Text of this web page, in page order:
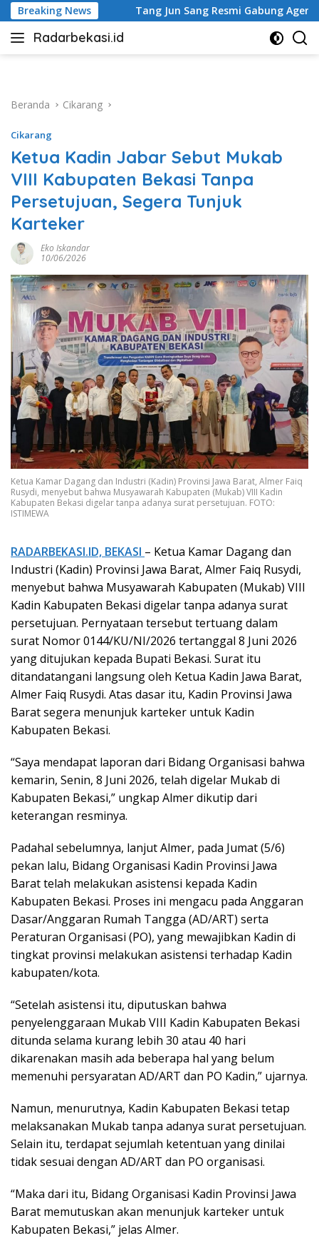
Langsung
ke
konten
Breaking News
Jun Sang Resmi Gabung Agensi Billions, Siap Sambut
Radarbekasi.id
Berita
Beranda
Cikarang
Cikarang
Ketua Kadin Jabar Sebut Mukab
VIII Kabupaten Bekasi Tanpa
Persetujuan, Segera Tunjuk
Karteker
Eko Iskandar
10/06/2026
Ketua Kamar Dagang dan Industri (Kadin) Provinsi Jawa Barat, Almer Faiq
Rusydi, menyebut bahwa Musyawarah Kabupaten (Mukab) VIII Kadin
Kabupaten Bekasi digelar tanpa adanya surat persetujuan. FOTO:
ISTIMEWA
RADARBEKASI.ID, BEKASI – Ketua Kamar Dagang dan
Industri (Kadin) Provinsi Jawa Barat, Almer Faiq Rusydi,
menyebut bahwa Musyawarah Kabupaten (Mukab) VIII
Kadin Kabupaten Bekasi digelar tanpa adanya surat
persetujuan. Pernyataan tersebut tertuang dalam
surat Nomor 0144/KU/NI/2026 tertanggal 8 Juni 2026
yang ditujukan kepada Bupati Bekasi. Surat itu
ditandatangani langsung oleh Ketua Kadin Jawa Barat,
Almer Faiq Rusydi. Atas dasar itu, Kadin Provinsi Jawa
Barat segera menunjuk karteker untuk Kadin
Kabupaten Bekasi.
“Saya mendapat laporan dari Bidang Organisasi bahwa
kemarin, Senin, 8 Juni 2026, telah digelar Mukab di
Kabupaten Bekasi,” ungkap Almer dikutip dari
keterangan resminya.
Padahal sebelumnya, lanjut Almer, pada Jumat (5/6)
pekan lalu, Bidang Organisasi Kadin Provinsi Jawa
Barat telah melakukan asistensi kepada Kadin
Kabupaten Bekasi. Proses ini mengacu pada Anggaran
Dasar/Anggaran Rumah Tangga (AD/ART) serta
Peraturan Organisasi (PO), yang mewajibkan Kadin di
tingkat provinsi melakukan asistensi terhadap Kadin
kabupaten/kota.
“Setelah asistensi itu, diputuskan bahwa
penyelenggaraan Mukab VIII Kadin Kabupaten Bekasi
ditunda selama kurang lebih 30 atau 40 hari
dikarenakan masih ada beberapa hal yang belum
memenuhi persyaratan AD/ART dan PO Kadin,” ujarnya.
Namun, menurutnya, Kadin Kabupaten Bekasi tetap
melaksanakan Mukab tanpa adanya surat persetujuan.
Selain itu, terdapat sejumlah ketentuan yang dinilai
tidak sesuai dengan AD/ART dan PO organisasi.
“Maka dari itu, Bidang Organisasi Kadin Provinsi Jawa
Barat memutuskan akan menunjuk karteker untuk
Kabupaten Bekasi,” jelas Almer.